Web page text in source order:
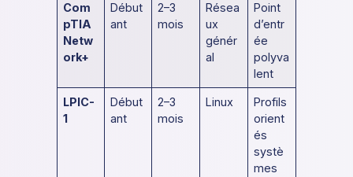
Com
pTIA
Netw
ork+
Début
ant
2–3
mois
Résea
ux
génér
al
Point
d’entr
ée
polyva
lent
LPIC-
1
Début
ant
2–3
mois
Linux
Profils
orient
és
systè
mes